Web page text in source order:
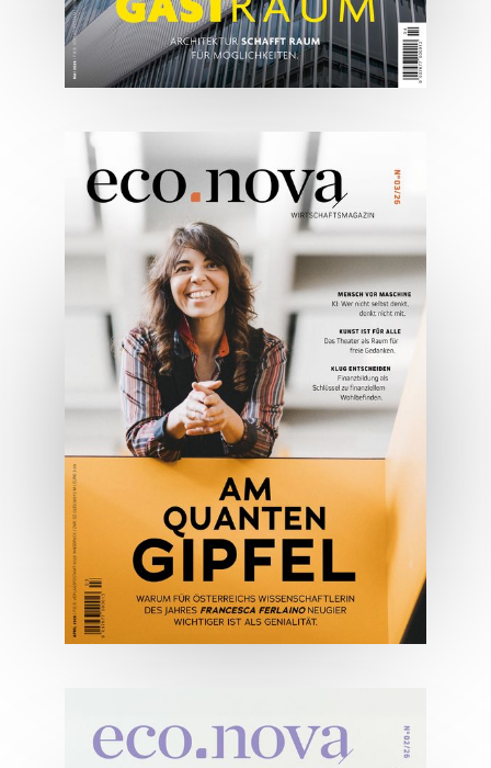
05/2026
Spezial: Architektur &
Lifestyle Mai 2026
JETZT BESTELLEN
ONLINE LESEN